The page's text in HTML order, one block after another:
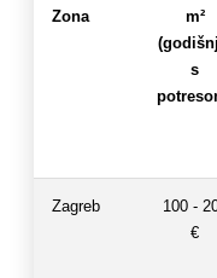
Zona
m²
s
Zagreb
100 -
€